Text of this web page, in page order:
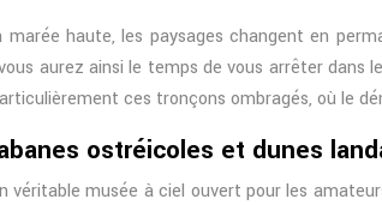
haute, les paysages changent en
aurez ainsi le temps de vous arrêter
ces tronçons ombragés, où le
ostréicoles et dunes
musée à ciel ouvert pour les